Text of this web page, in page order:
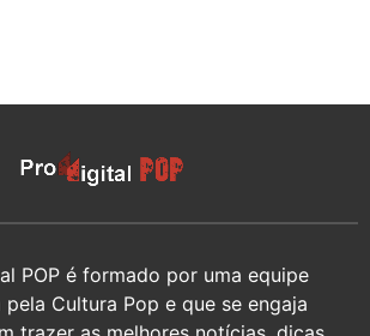
POP é formado por uma equipe
Cultura Pop e que se engaja